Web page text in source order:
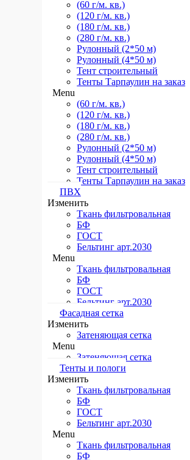
(60 г/м. кв.)
(120 г/м. кв.)
(180 г/м. кв.)
(280 г/м. кв.)
Рулонный (2*50 м)
Рулонный (4*50 м)
Тент строительный
Тенты Тарпаулин на заказ
Menu
(60 г/м. кв.)
(120 г/м. кв.)
(180 г/м. кв.)
(280 г/м. кв.)
Рулонный (2*50 м)
Рулонный (4*50 м)
Тент строительный
Тенты Тарпаулин на заказ
ПВХ
Изменить
Ткань фильтровальная
БФ
ГОСТ
Бельтинг арт.2030
Menu
Ткань фильтровальная
БФ
ГОСТ
Бельтинг арт.2030
Фасадная сетка
Изменить
Затеняющая сетка
Menu
Затеняющая сетка
Тенты и пологи​
Изменить
Ткань фильтровальная
БФ
ГОСТ
Бельтинг арт.2030
Menu
Ткань фильтровальная
БФ